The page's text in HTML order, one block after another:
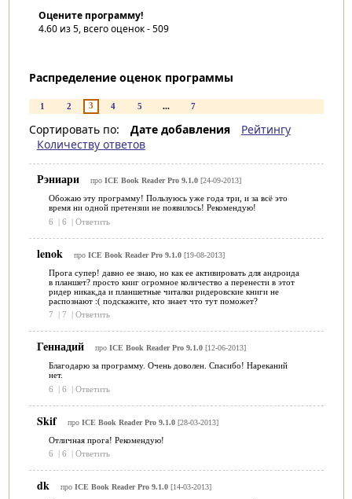
Оцените программу!
4.60из 5, всего оценок -509
Распределение оценок программы
1 2 3 4 5 ... 7
Сортировать по: Дате добавления
Рейтингу
Количеству ответов
Рэниари про ICE Book Reader Pro 9.1.0[24-09-2013]
Обожаю эту программу! Пользуюсь уже года три, и за всё это
время ни одной претензии не появилось! Рекомендую!
6
| 6 | Ответить
lenok про ICE Book Reader Pro 9.1.0[19-08-2013]
Прога супер! давно ее знаю, но как ее активировать для андроида
в планшет? просто книг огромное количество а перенести в этот
ридер никак,да и планшетные читалки ридеровские книги не
распознают :( подскажите, кто знает что тут поможет?
7
| 7 | Ответить
Геннадий про ICE Book Reader Pro 9.1.0[12-06-2013]
Благодарю за программу. Очень доволен. Спасибо! Нареканий
нет.
6
| 6 | Ответить
Skif про ICE Book Reader Pro 9.1.0[28-03-2013]
Отличная прога! Рекомендую!
6
| 6 | Ответить
dk про ICE Book Reader Pro 9.1.0[14-03-2013]